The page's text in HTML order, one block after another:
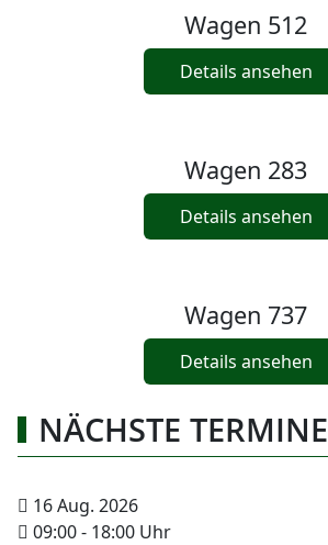
Wagen 512
Details ansehen
Wagen 283
Details ansehen
Wagen 737
Details ansehen
NÄCHSTE TERMINE
16 Aug. 2026
09:00- 18:00 Uhr